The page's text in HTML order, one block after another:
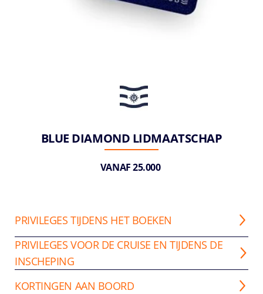
BLUE DIAMOND LIDMAATSCHAP
VANAF 25.000
PRIVILEGES TIJDENS HET BOEKEN
PRIVILEGES VOOR DE CRUISE EN TIJDENS DE
INSCHEPING
KORTINGEN AAN BOORD